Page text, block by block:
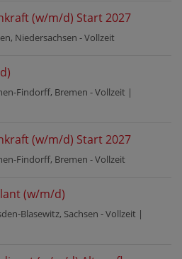
(w/m/d) Start 2027
Niedersachsen -Vollzeit
Findorff, Bremen -Vollzeit |
(w/m/d) Start 2027
Findorff, Bremen -Vollzeit
(w/m/d)
Blasewitz, Sachsen -Vollzeit |